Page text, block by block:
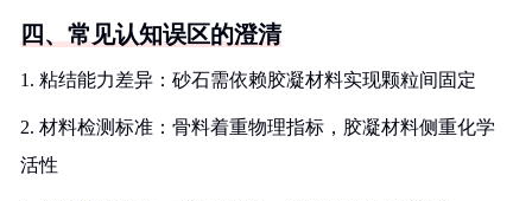
四、常见认知误区的澄清
1. 粘结能力差异：砂石需依赖胶凝材料实现颗粒间固定
2. 材料检测标准：骨料着重物理指标，胶凝材料侧重化学
活性